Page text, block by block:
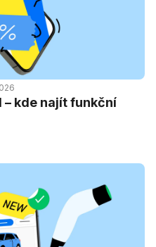
kde najít funkční